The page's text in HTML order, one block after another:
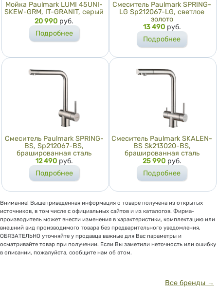
Мойка Paulmark LUMI 45UNI-
SKEW-GRM, IT-GRANIT, серый
Цена
20 990 руб.
Подробнее
Смеситель Paulmark SPRING-
LG Sp212067-LG, светлое
золото
Цена
13 490 руб.
Подробнее
Смеситель Paulmark SPRING-
BS, Sp212067-BS,
брашированная сталь
Цена
12 490 руб.
Подробнее
Смеситель Paulmark SKALEN-
BS Sk213020-BS,
брашированная сталь
Цена
25 990 руб.
Подробнее
Внимание! Вышеприведенная информация о товаре получена из открытых
источников, в том числе с официальных сайтов и из каталогов. Фирма-
производитель может внести изменения в характеристики, комплектацию или
внешний вид производимого товара без предварительного уведомления,
ОБЯЗАТЕЛЬНО уточняйте у продавца важные для Вас параметры и
осматривайте товар при получении. Если Вы заметили неточность или ошибку
в описании, пожалуйста, сообщите нам об этом.
Все бренды →